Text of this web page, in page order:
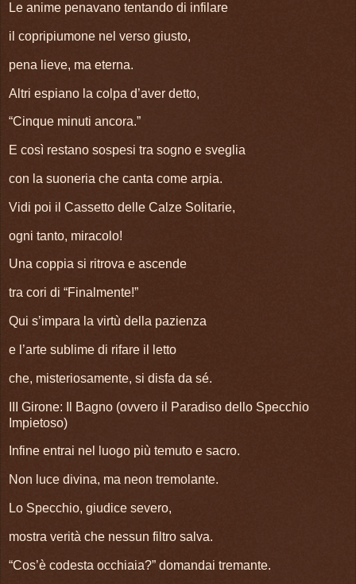
Le anime penavano tentando di infilare
il copripiumone nel verso giusto,
pena lieve, ma eterna.
Altri espiano la colpa d’aver detto,
“Cinque minuti ancora.”
E così restano sospesi tra sogno e sveglia
con la suoneria che canta come arpia.
Vidi poi il Cassetto delle Calze Solitarie,
ogni tanto, miracolo!
Una coppia si ritrova e ascende
tra cori di “Finalmente!”
Qui s’impara la virtù della pazienza
e l’arte sublime di rifare il letto
che, misteriosamente, si disfa da sé.
III Girone: Il Bagno (ovvero il Paradiso dello Specchio
Impietoso)
Infine entrai nel luogo più temuto e sacro.
Non luce divina, ma neon tremolante.
Lo Specchio, giudice severo,
mostra verità che nessun filtro salva.
“Cos’è codesta occhiaia?” domandai tremante.